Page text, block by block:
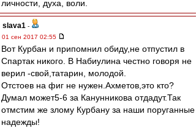
личности, духа, воли.
slava1 -
01 сен 2017 02:55
Вот Курбан и припомнил обиду,не отпустил в
Спартак никого. В Набиулина честно говоря не
верил -свой,татарин, молодой.
Отстоев на фиг не нужен.Ахметов,это кто?
Думал может5-6 за Канунникова отдадут.Так
отмстим же злому Курбану за наши поруганные
надежды!